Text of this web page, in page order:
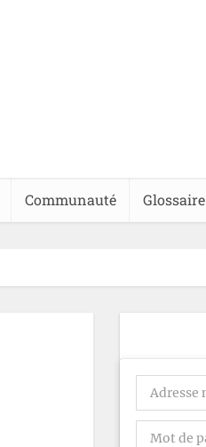
Communauté Glossaire